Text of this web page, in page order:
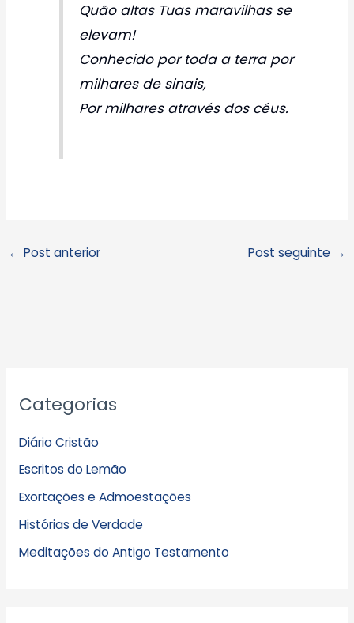
Quão altas Tuas maravilhas se
elevam!
Conhecido por toda a terra por
milhares de sinais,
Por milhares através dos céus.
← Post anterior Post seguinte →
Categorias
Diário Cristão
Escritos do Lemão
Exortações e Admoestações
Histórias de Verdade
Meditações do Antigo Testamento
r
i
v
o
s